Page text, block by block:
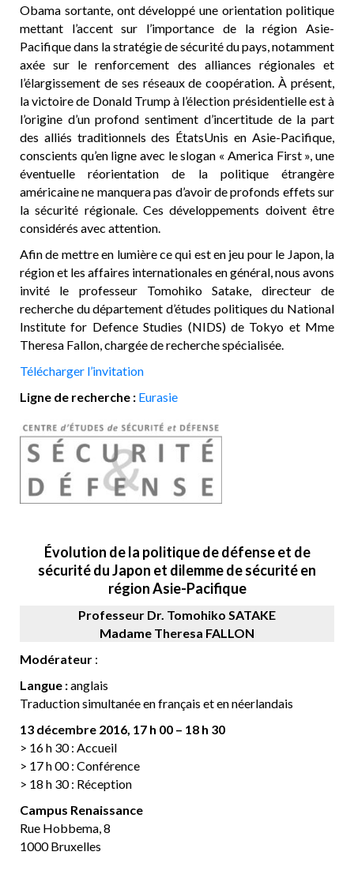
Obama sortante, ont développé une orientation politique
mettant l’accent sur l’importance de la région Asie-
Pacifique dans la stratégie de sécurité du pays, notamment
axée sur le renforcement des alliances régionales et
l’élargissement de ses réseaux de coopération. À présent,
la victoire de Donald Trump à l’élection présidentielle est à
l’origine d’un profond sentiment d’incertitude de la part
des alliés traditionnels des ÉtatsUnis en Asie-Pacifique,
conscients qu’en ligne avec le slogan « America First », une
éventuelle réorientation de la politique étrangère
américaine ne manquera pas d’avoir de profonds effets sur
la sécurité régionale. Ces développements doivent être
considérés avec attention.
Afin de mettre en lumière ce qui est en jeu pour le Japon, la
région et les affaires internationales en général, nous avons
invité le professeur Tomohiko Satake, directeur de
recherche du département d’études politiques du National
Institute for Defence Studies (NIDS) de Tokyo et Mme
Theresa Fallon, chargée de recherche spécialisée.
Télécharger l’invitation
Ligne de recherche : Eurasie
Évolution de la politique de défense et de
sécurité du Japon et dilemme de sécurité en
région Asie-Pacifique
Professeur Dr. Tomohiko SATAKE
Madame Theresa FALLON
Modérateur :
Langue :anglais
Traduction simultanée en français et en néerlandais
13 décembre 2016, 17 h 00 – 18 h 30
> 16 h 30 : Accueil
> 17 h 00 : Conférence
> 18 h 30 : Réception
Campus Renaissance
Rue Hobbema, 8
1000 Bruxelles